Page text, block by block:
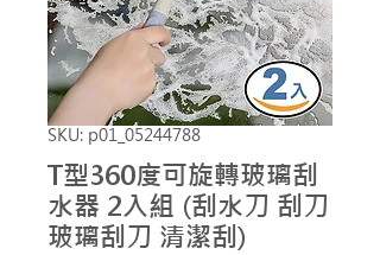
SKU: p01_05244788
T型360度可旋轉玻璃刮
水器 2入組 (刮水刀 刮刀
玻璃刮刀 清潔刮)